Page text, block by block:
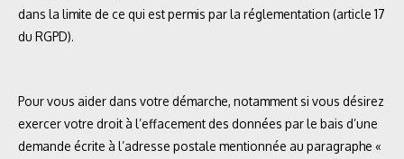
dans la limite de ce qui est permis par la réglementation (article 17
du RGPD).
Pour vous aider dans votre démarche, notamment si vous désirez
exercer votre droit à l’effacement des données par le bais d’une
demande écrite à l’adresse postale mentionnée au paragraphe «